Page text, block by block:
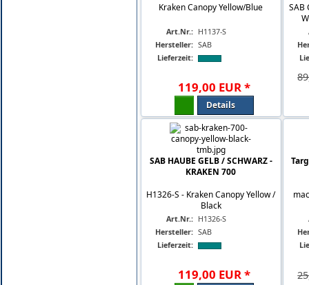
Kraken Canopy Yellow/Blue
Art.Nr.: H1137-S
Hersteller: SAB
Lieferzeit:
119,00 EUR*
Details
SAB
SAB HAUBE GELB / SCHWARZ -
KRAKEN 700
H1326-S - Kraken Canopy Yellow /
Black
Art.Nr.: H1326-S
Hersteller: SAB
Lieferzeit:
119,00 EUR*